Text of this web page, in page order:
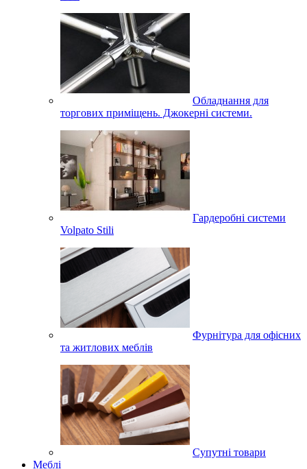
Обладнання для
торгових приміщень. Джокерні системи.
Гардеробні системи
Volpato Stili
Фурнітура для офісних
та житлових меблів
Супутні товари
Меблі